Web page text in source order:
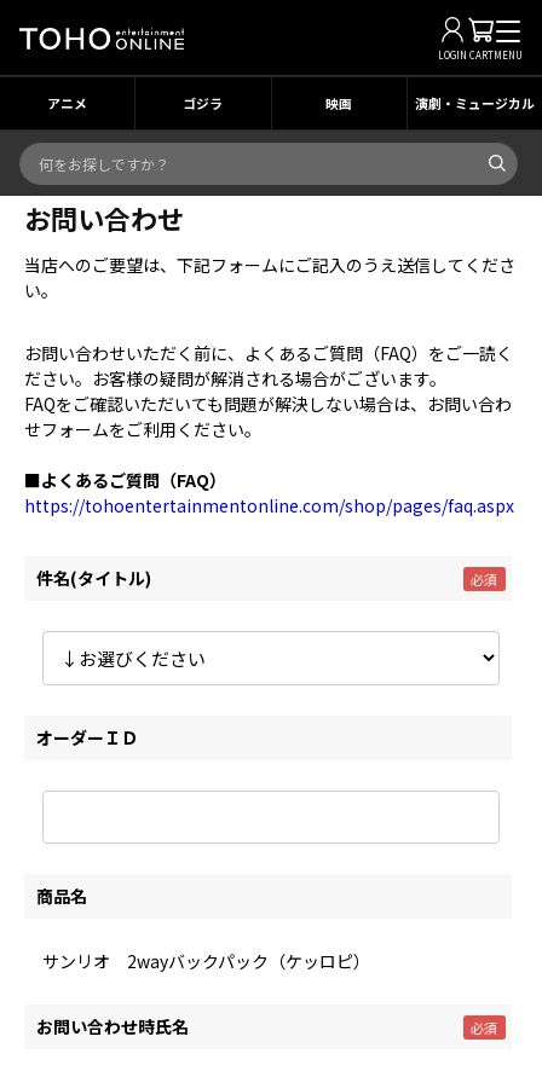
LOGIN CARTMENU
アニメ ゴジラ 映画 演劇・ミュージカル
お問い合わせ
当店へのご要望は、下記フォームにご記入のうえ送信してくださ
い。
お問い合わせいただく前に、よくあるご質問（FAQ）をご一読く
ださい。お客様の疑問が解消される場合がございます。
FAQをご確認いただいても問題が解決しない場合は、お問い合わ
せフォームをご利用ください。
■よくあるご質問（FAQ）
https://tohoentertainmentonline.com/shop/pages/faq.aspx
件名(タイトル)
オーダーＩＤ
商品名
サンリオ 2wayバックパック（ケッロピ）
お問い合わせ時氏名